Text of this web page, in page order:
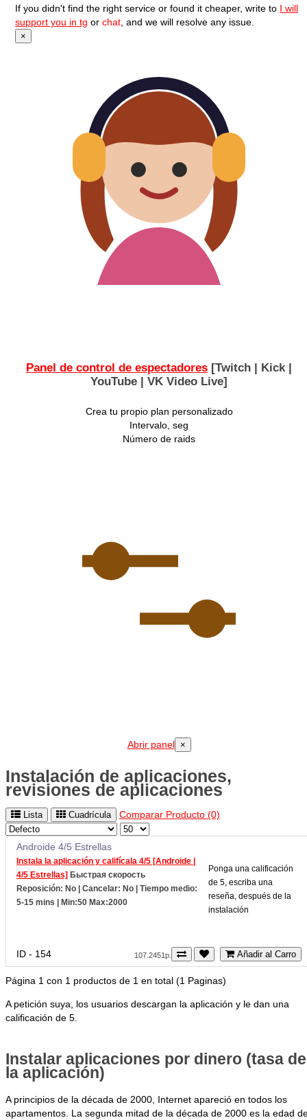
If you didn't find the right service or found it cheaper, write to I will
support you in tg or chat , and we will resolve any issue.
×
Panel de control de espectadores [Twitch | Kick |
YouTube | VK Video Live]
Crea tu propio plan personalizado
Intervalo, seg
Número de raids
Abrir panel ×
Instalación de aplicaciones,
revisiones de aplicaciones
Lista Cuadrícula Comparar Producto (0)
Androide 4/5 Estrellas
Instala la aplicación y califícala 4/5 [Androide |
4/5 Estrellas] Быстрая скорость
Reposición: No | Cancelar: No | Tiempo medio:
5-15 mins
| Min:50 Max:2000
Ponga una calificación
de 5, escriba una
reseña, después de la
instalación
ID - 154 107.2451р. Añadir al Carro
Página 1 con 1 productos de 1 en total (1 Paginas)
A petición suya, los usuarios descargan la aplicación y le dan una
calificación de 5.
Instalar aplicaciones por dinero (tasa de
la aplicación)
A principios de la década de 2000, Internet apareció en todos los
apartamentos. La segunda mitad de la década de 2000 es la edad